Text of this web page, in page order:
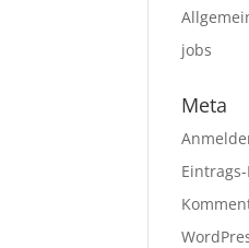
jobs
Meta
Eintrags-